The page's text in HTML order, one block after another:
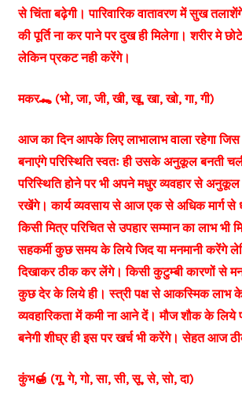
से चिंता बढ़ेगी। पारिवारिक वातावरण में सुख
की पूर्ति ना कर पाने पर दुख ही मिलेगा। शरीर मे
लेकिन प्रकट नही करेंगे।
मकर🐊 (भो, जा, जी, खी, खू, खा, खो, गा, गी)
आज का दिन आपके लिए लाभालाभ वाला रहेगा जिस
बनाएंगे परिस्थिति स्वतः ही उसके अनुकूल बनती
परिस्थिति होने पर भी अपने मधुर व्यवहार से अनुकूल
रखेंगे। कार्य व्यवसाय से आज एक से अधिक मार्ग से
किसी मित्र परिचित से उपहार सम्मान का लाभ भी
सहकर्मी कुछ समय के लिये जिद या मनमानी करेंगे
दिखाकर ठीक कर लेंगे। किसी कुटुम्बी कारणों से
कुछ देर के लिये ही। स्त्री पक्ष से आकस्मिक लाभ
व्यवहारिकता में कमी ना आने दें। मौज शौक के लिये
बनेगी शीघ्र ही इस पर खर्च भी करेंगे। सेहत आज
कुंभ🍯 (गू, गे, गो, सा, सी, सू, से, सो, दा)